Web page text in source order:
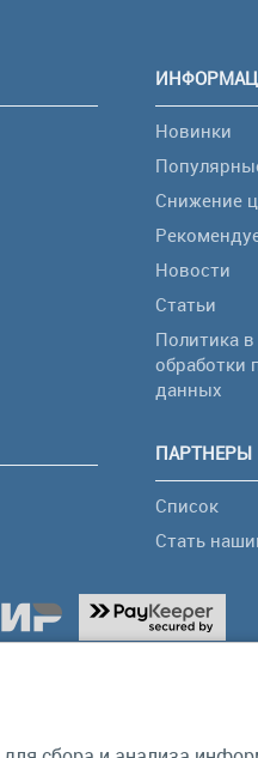
Новинки
Снижение
Новости
Статьи
Политика
обработки
данных
ПАРТНЕРЫ
Список
Стать